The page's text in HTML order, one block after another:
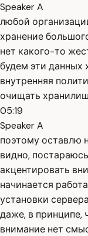
Speaker A
любой
хранение
нет какого-то
будем эти данных
внутренняя
очищать
05:19
Speaker A
поэтому оставлю
видно,
акцентировать
начинается
установки
даже, в принципе,
внимание нет